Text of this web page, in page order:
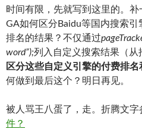
时间有限，先就写到这里的。
GA如何区分Baidu等国内搜索
排名的结果？不仅通过
word”);列入自定义搜索结果（
区分这些自定义引擎的付费排名
何做到最后这个？明日再见。
被人骂王八蛋了，走。折腾文字
件？